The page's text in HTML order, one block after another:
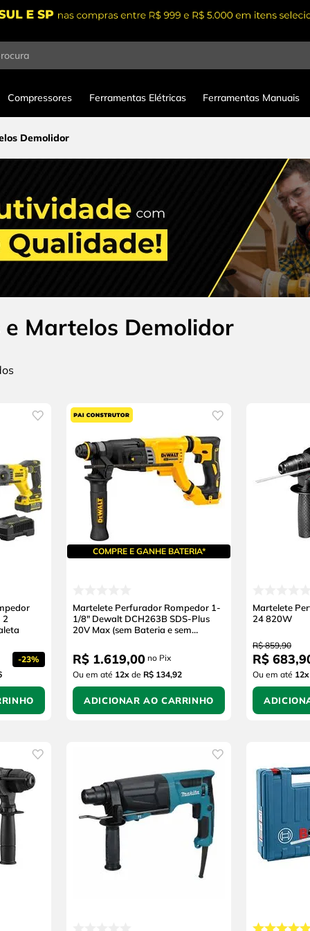
Compressores Ferramentas Elétricas Ferramentas Manuais
Demolidor
Martelos Demolidor
2
-23%
COMPRE E GANHE BATERIA*
Martelete Perfurador Rompedor 1-
1/8" Dewalt DCH263B SDS-Plus
20V Max (sem Bateria e sem
R$ 1.619,00 no Pix
Ou em até 12x de R$ 134,92
ADICIONAR AO CARRINHO
Martelete
24 820W
R$ 859,90
R$ 683,
Ou em até 12x